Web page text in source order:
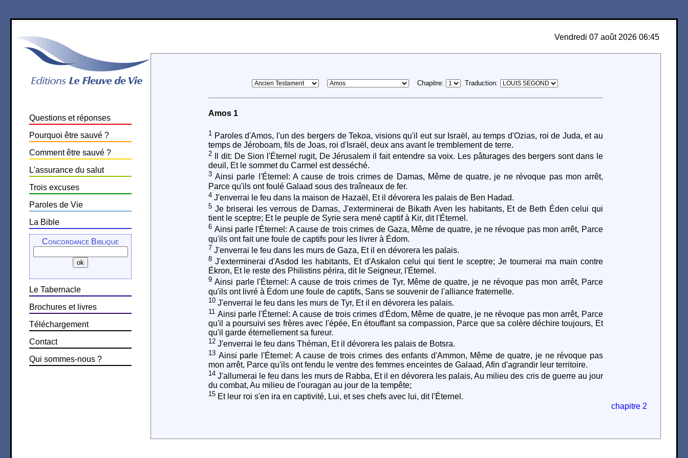
Vendredi 07 août 2026 06:45
Questions et réponses
Pourquoi être sauvé ?
Comment être sauvé ?
L'assurance du salut
Trois excuses
Paroles de Vie
La Bible
Concordance Biblique
Le Tabernacle
Brochures et livres
Téléchargement
Contact
Qui sommes-nous ?
Chapitre: Traduction:
Amos 1
1 Paroles d'Amos, l'un des bergers de Tekoa, visions qu'il eut sur Israël, au temps d'Ozias, roi de Juda, et au
temps de Jéroboam, fils de Joas, roi d'Israël, deux ans avant le tremblement de terre.
2 Il dit: De Sion l'Éternel rugit, De Jérusalem il fait entendre sa voix. Les pâturages des bergers sont dans le
deuil, Et le sommet du Carmel est desséché.
3 Ainsi parle l'Éternel: A cause de trois crimes de Damas, Même de quatre, je ne révoque pas mon arrêt,
Parce qu'ils ont foulé Galaad sous des traîneaux de fer.
4 J'enverrai le feu dans la maison de Hazaël, Et il dévorera les palais de Ben Hadad.
5 Je briserai les verrous de Damas, J'exterminerai de Bikath Aven les habitants, Et de Beth Éden celui qui
tient le sceptre; Et le peuple de Syrie sera mené captif à Kir, dit l'Éternel.
6 Ainsi parle l'Éternel: A cause de trois crimes de Gaza, Même de quatre, je ne révoque pas mon arrêt, Parce
qu'ils ont fait une foule de captifs pour les livrer à Édom.
7 J'enverrai le feu dans les murs de Gaza, Et il en dévorera les palais.
8 J'exterminerai d'Asdod les habitants, Et d'Askalon celui qui tient le sceptre; Je tournerai ma main contre
Ékron, Et le reste des Philistins périra, dit le Seigneur, l'Éternel.
9 Ainsi parle l'Éternel: A cause de trois crimes de Tyr, Même de quatre, je ne révoque pas mon arrêt, Parce
qu'ils ont livré à Édom une foule de captifs, Sans se souvenir de l'alliance fraternelle.
10 J'enverrai le feu dans les murs de Tyr, Et il en dévorera les palais.
11 Ainsi parle l'Éternel: A cause de trois crimes d'Édom, Même de quatre, je ne révoque pas mon arrêt, Parce
qu'il a poursuivi ses frères avec l'épée, En étouffant sa compassion, Parce que sa colère déchire toujours, Et
qu'il garde éternellement sa fureur.
12 J'enverrai le feu dans Théman, Et il dévorera les palais de Botsra.
13 Ainsi parle l'Éternel: A cause de trois crimes des enfants d'Ammon, Même de quatre, je ne révoque pas
mon arrêt, Parce qu'ils ont fendu le ventre des femmes enceintes de Galaad, Afin d'agrandir leur territoire.
14 J'allumerai le feu dans les murs de Rabba, Et il en dévorera les palais, Au milieu des cris de guerre au jour
du combat, Au milieu de l'ouragan au jour de la tempête;
15 Et leur roi s'en ira en captivité, Lui, et ses chefs avec lui, dit l'Éternel.
chapitre 2